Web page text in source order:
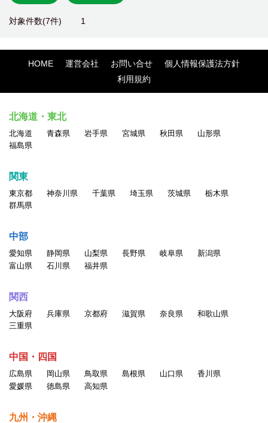
対象件数(7件) 1
HOME 運営会社 お問い合せ
個人情報保護法方針
利用規約
北海道・東北
北海道 青森県 岩手県 宮城県 秋田県
山形県
福島県
関東
東京都 神奈川県 千葉県 埼玉県 茨城県
栃木県
群馬県
中部
愛知県 静岡県 山梨県 長野県 岐阜県
新潟県
富山県
石川県 福井県
関西
大阪府 兵庫県 京都府 滋賀県 奈良県
和歌山県
三重県
中国・四国
広島県 岡山県 鳥取県 島根県 山口県
香川県
愛媛県
徳島県 高知県
九州・沖縄